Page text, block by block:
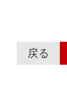
戻る